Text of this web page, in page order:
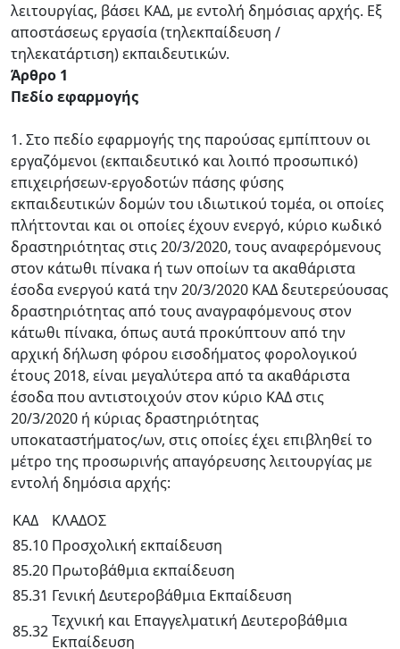
λειτουργίας, βάσει ΚΑΔ, με εντολή δημόσιας αρχής. Εξ
αποστάσεως εργασία (τηλεκπαίδευση /
τηλεκατάρτιση) εκπαιδευτικών.
Άρθρο 1
Πεδίο εφαρμογής
1. Στο πεδίο εφαρμογής της παρούσας εμπίπτουν οι
εργαζόμενοι (εκπαιδευτικό και λοιπό προσωπικό)
επιχειρήσεων-εργοδοτών πάσης φύσης
εκπαιδευτικών δομών του ιδιωτικού τομέα, οι οποίες
πλήττονται και οι οποίες έχουν ενεργό, κύριο κωδικό
δραστηριότητας στις 20/3/2020, τους αναφερόμενους
στον κάτωθι πίνακα ή των οποίων τα ακαθάριστα
έσοδα ενεργού κατά την 20/3/2020 ΚΑΔ δευτερεύουσας
δραστηριότητας από τους αναγραφόμενους στον
κάτωθι πίνακα, όπως αυτά προκύπτουν από την
αρχική δήλωση φόρου εισοδήματος φορολογικού
έτους 2018, είναι μεγαλύτερα από τα ακαθάριστα
έσοδα που αντιστοιχούν στον κύριο ΚΑΔ στις
20/3/2020 ή κύριας δραστηριότητας
υποκαταστήματος/ων, στις οποίες έχει επιβληθεί το
μέτρο της προσωρινής απαγόρευσης λειτουργίας με
εντολή δημόσια αρχής:
KΑΔ
ΚΛΑΔΟΣ
85.10 Προσχολική εκπαίδευση
85.20 Πρωτοβάθμια εκπαίδευση
85.31 Γενική Δευτεροβάθμια Εκπαίδευση
85.32
Τεχνική και Επαγγελματική Δευτεροβάθμια
Εκπαίδευση